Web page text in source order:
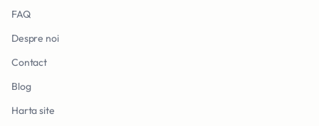
FAQ
Despre noi
Contact
Blog
Harta site